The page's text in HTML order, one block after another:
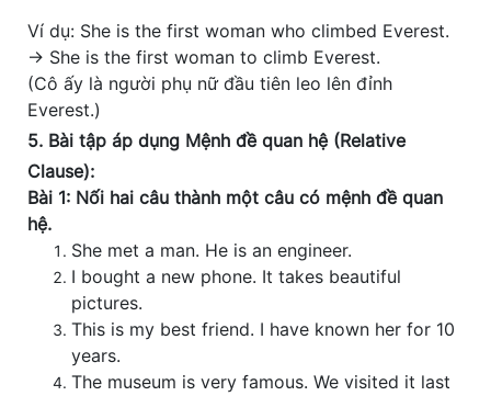
Ví dụ: She is the first woman who climbed Everest.
→ She is the first woman to climb Everest.
(Cô ấy là người phụ nữ đầu tiên leo lên đỉnh
Everest.)
5. Bài tập áp dụng Mệnh đề quan hệ (Relative
Clause):
Bài 1: Nối hai câu thành một câu có mệnh đề quan
hệ.
She met a man. He is an engineer.
I bought a new phone. It takes beautiful
pictures.
This is my best friend. I have known her for 10
years.
The museum is very famous. We visited it last